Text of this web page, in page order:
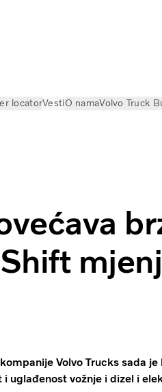
locatorVestiO namaVolvo Truck
Volvo Trucks sada
uglađenost vožnje i dizel i